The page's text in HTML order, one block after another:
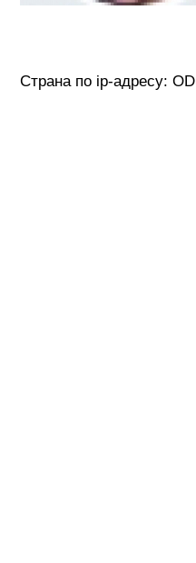
Страна по ip-адресу: OD